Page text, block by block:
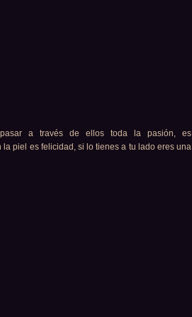
a través de ellos toda la pasión, es
piel es felicidad, si lo tienes a tu lado eres una